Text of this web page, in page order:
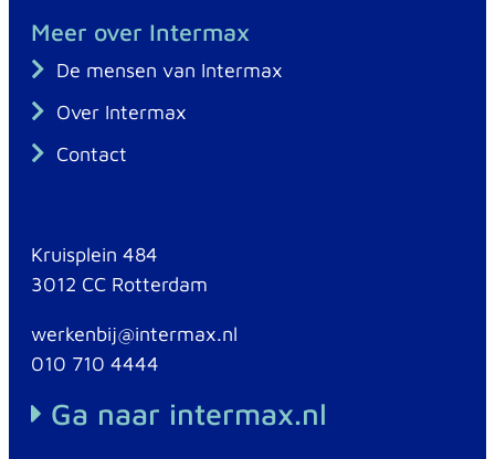
Meer over Intermax
De mensen van Intermax
Over Intermax
Contact
Kruisplein 484
3012 CC Rotterdam
werkenbij@intermax.nl
010 710 4444
Ga naar intermax.nl